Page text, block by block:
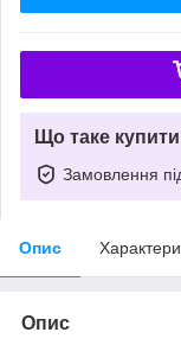
Що таке
Замовлення
Опис
Опис